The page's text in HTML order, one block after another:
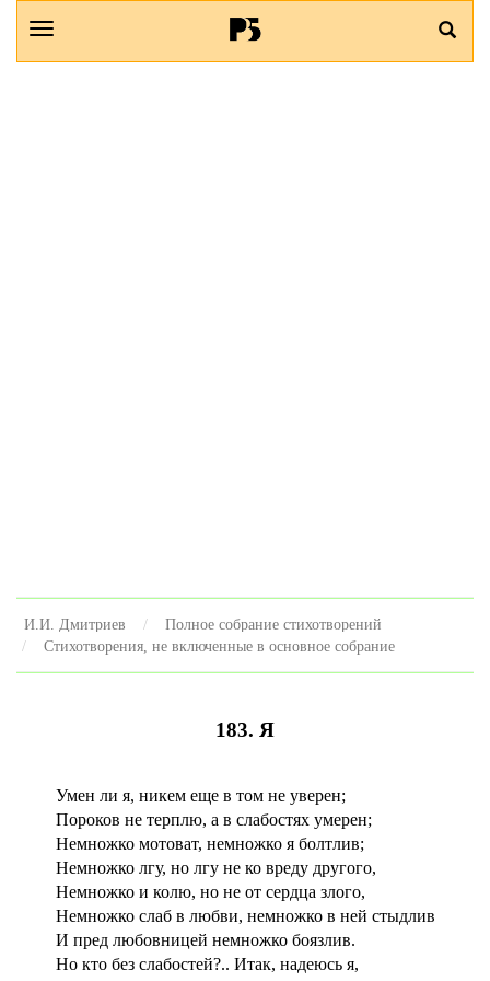
И.И. Дмитриев
Полное собрание стихотворений
Стихотворения, не включенные в основное собрание
183. Я
Умен ли я, никем еще в том не уверен;
Пороков не терплю, а в слабостях умерен;
Немножко мотоват, немножко я болтлив;
Немножко лгу, но лгу не ко вреду другого,
Немножко и колю, но не от сердца злого,
Немножко слаб в любви, немножко в ней стыдлив
И пред любовницей немножко боязлив.
Но кто без слабостей?.. Итак, надеюсь я,